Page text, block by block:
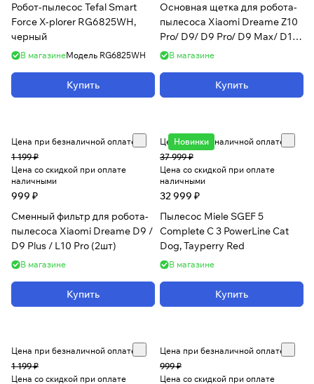
Робот-пылесос Tefal Smart
Force X-plorer RG6825WH,
черный
В магазинеМодель RG6825WH
Купить
Основная щетка для робота-
пылесоса Xiaomi Dreame Z10
Pro/ D9/ D9 Pro/ D9 Max/ D10
Plus/ F9/ L10 Pro
В магазине
Купить
Цена при безналичной оплате
1 199 ₽
Цена со скидкой при оплате
наличными
999 ₽
Сменный фильтр для робота-
пылесоса Xiaomi Dreame D9 /
D9 Plus / L10 Pro (2шт)
В магазине
Купить
Новинки
Цена при безналичной оплате
37 999 ₽
Цена со скидкой при оплате
наличными
32 999 ₽
Пылесос Miele SGEF 5
Complete C 3 PowerLine Cat
Dog, Tayperry Red
В магазине
Купить
Цена при безналичной оплате
1 199 ₽
Цена со скидкой при оплате
Цена при безналичной оплате
999 ₽
Цена со скидкой при оплате